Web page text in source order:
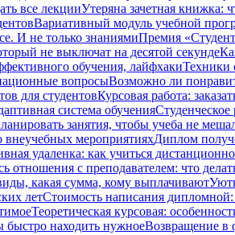
все лекцииУтеряна зачетная книжка:
Вариативный модуль учебной
И не только знаниямиПремия
не выключат на десятой секунде
обучения, лайфхакиТехники
вопросыВозможно ли
для студентовКурсовая работа:
система обученияСтуденческое
занятия, чтобы учеба не
внеучебных мероприятияхДиплом
удаленка: как учиться
отношения с преподавателем: что
какая сумма, кому выплачивают
летСтоимость написания дипломной:
Теоретическая курсовая:
быстро находить нужноеВозвращение в